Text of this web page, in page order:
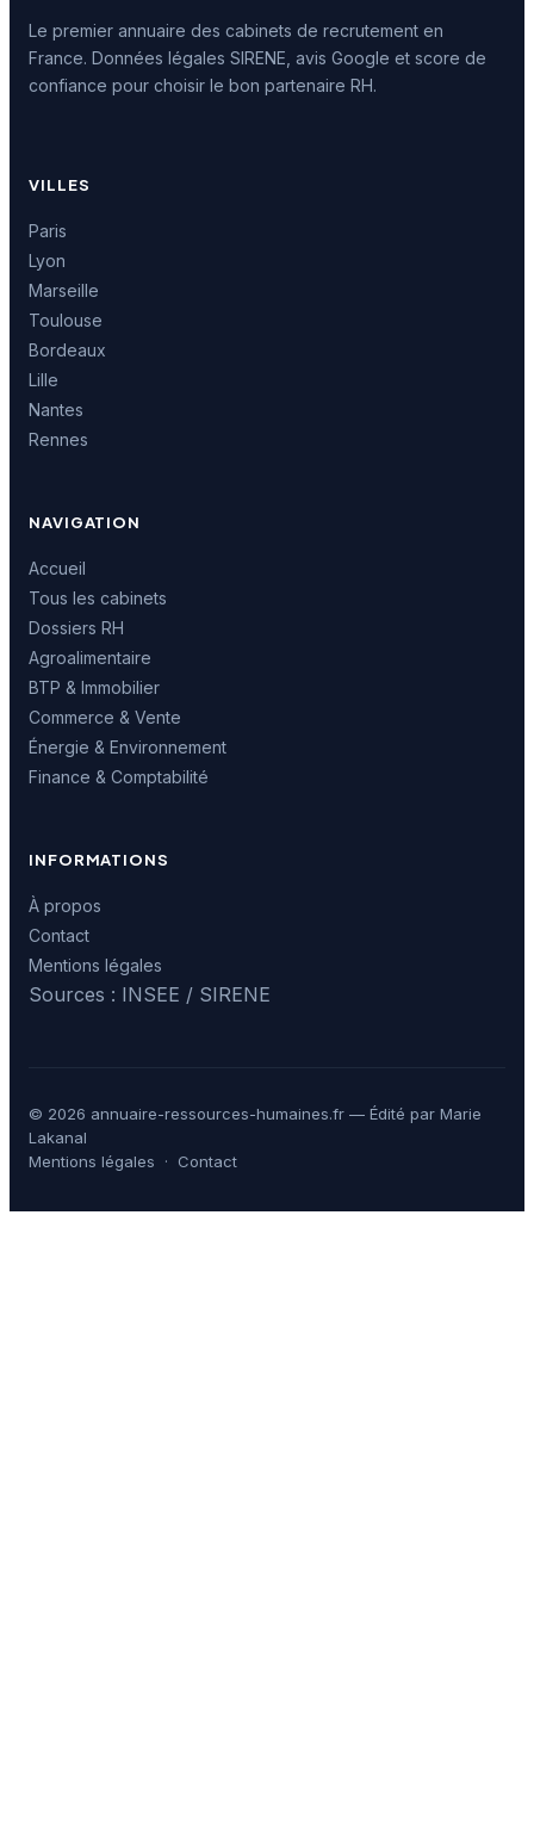
Le premier annuaire des cabinets de recrutement en
France. Données légales SIRENE, avis Google et score de
confiance pour choisir le bon partenaire RH.
VILLES
Paris
Lyon
Marseille
Toulouse
Bordeaux
Lille
Nantes
Rennes
NAVIGATION
Accueil
Tous les cabinets
Dossiers RH
Agroalimentaire
BTP & Immobilier
Commerce & Vente
Énergie & Environnement
Finance & Comptabilité
INFORMATIONS
À propos
Contact
Mentions légales
Sources : INSEE / SIRENE
© 2026 annuaire-ressources-humaines.fr — Édité par Marie
Lakanal
Mentions légales · Contact